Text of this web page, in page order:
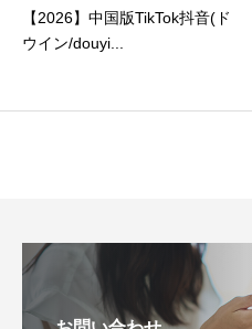
【2026】中国版TikTok抖音(ド
ウイン/douyi...